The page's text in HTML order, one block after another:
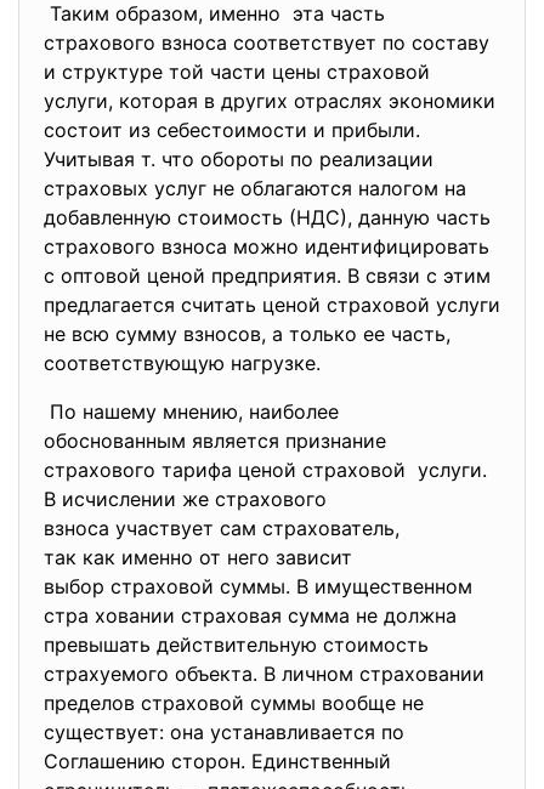
Таким образом, именно эта часть
страхового взноса соответствует по составу
и структуре той части цены страховой
услуги, которая в других отраслях экономики
состоит из себестоимости и прибыли.
Учитывая т. что обороты по реализации
страховых услуг не облагаются налогом на
добавленную стоимость (НДС), данную часть
страхового взноса можно идентифицировать
с оптовой ценой предприятия. В связи с этим
предлагается считать ценой страховой услуги
не всю сумму взносов, а только ее часть,
соответствующую нагрузке.
По нашему мнению, наиболее
обоснованным является признание
страхового тарифа ценой страховой услуги.
В исчислении же страхового
взноса участвует сам страхователь,
так как именно от него зависит
выбор страховой суммы. В имущественном
стра ховании страховая сумма не должна
превышать действительную стоимость
страхуемого объекта. В личном страховании
пределов страховой суммы вообще не
существует: она устанавливается по
Соглашению сторон. Единственный